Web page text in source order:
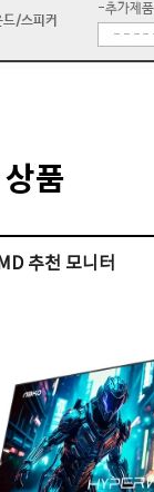
드/스피커
-추가제
품
MD 추천 모니터